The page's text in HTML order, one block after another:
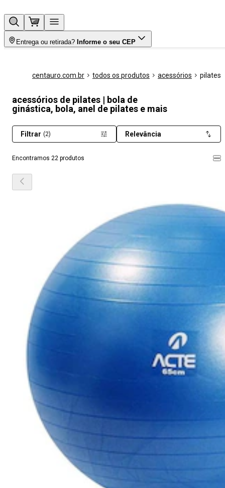
Entrega ou retirada? Informe o seu CEP
centauro.com.br todos os produtos acessórios pilates
acessórios de pilates | bola de
ginástica, bola, anel de pilates e mais
Encontramos 22 produtos
Filtrar (2) Relevância